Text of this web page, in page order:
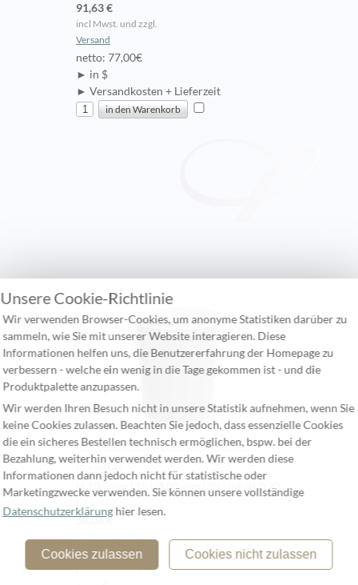
91,63 €
incl Mwst. und zzgl.
Versand
netto: 77,00€
► in $
► Versandkosten + Lieferzeit
Reichenbach Colour I Grau Becher
H 100 mm [3⅞] Ø 80 mm [3⅛] Inhalt 0.22
38,08 €
Versand
netto: 32,00€
Unsere Cookie-Richtlinie
Wir verwenden Browser-Cookies, um anonyme Statistiken darüber zu
sammeln, wie Sie mit unserer Website interagieren. Diese
Informationen helfen uns, die Benutzererfahrung der Homepage zu
verbessern - welche ein wenig in die Tage gekommen ist - und die
Produktpalette anzupassen.
Wir werden Ihren Besuch nicht in unsere Statistik aufnehmen, wenn Sie
keine Cookies zulassen. Beachten Sie jedoch, dass essenzielle Cookies
die ein sicheres Bestellen technisch ermöglichen, bspw. bei der
Bezahlung, weiterhin verwendet werden. Wir werden diese
Informationen dann jedoch nicht für statistische oder
Marketingzwecke verwenden. Sie können unsere vollständige
Datenschutzerklärunghier lesen.
Cookies zulassen Cookies nicht zulassen